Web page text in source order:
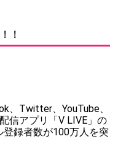
！
、Twitter、YouTube、
信アプリ「V LIVE」の
録者数が100万人を突